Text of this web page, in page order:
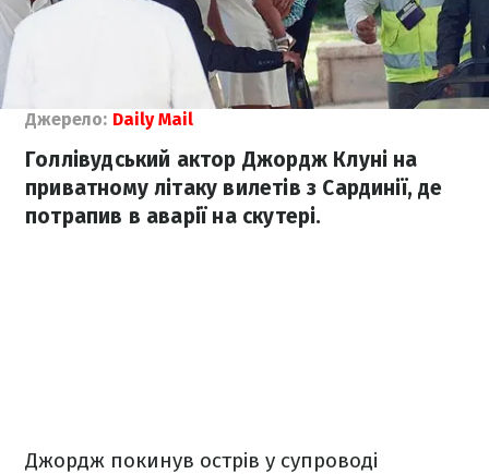
Джерело: Daily Mail
Голлівудський актор Джордж Клуні на
приватному літаку вилетів з Сардинії, де
потрапив в аварії на скутері.
Джордж покинув острів у супроводі